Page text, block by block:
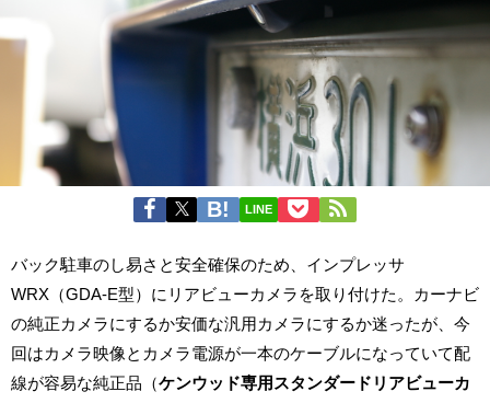
LINE
バック駐車のし易さと安全確保のため、インプレッサ
WRX（GDA-E型）にリアビューカメラを取り付けた。カーナビ
の純正カメラにするか安価な汎用カメラにするか迷ったが、今
回はカメラ映像とカメラ電源が一本のケーブルになっていて配
線が容易な純正品（ケンウッド専用スタンダードリアビューカ